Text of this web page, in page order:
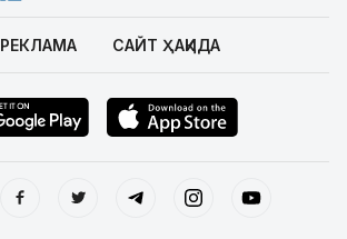
РЕКЛАМА САЙТ ҲАҚИДА